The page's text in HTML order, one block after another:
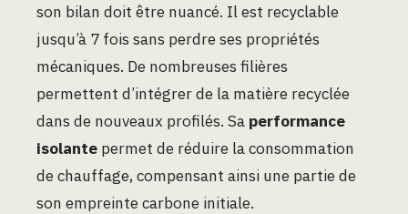
son bilan doit être nuancé. Il est recyclable
jusqu’à 7 fois sans perdre ses propriétés
mécaniques. De nombreuses filières
permettent d’intégrer de la matière recyclée
dans de nouveaux profilés. Sa performance
isolante permet de réduire la consommation
de chauffage, compensant ainsi une partie de
son empreinte carbone initiale.